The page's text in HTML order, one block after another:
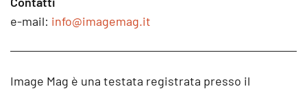
e-mail: info@imagemag.it
Image Mag è una testata registrata presso il